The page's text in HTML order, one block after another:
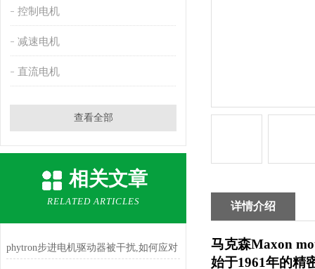
控制电机
减速电机
直流电机
查看全部
相关文章
RELATED ARTICLES
phytron步进电机驱动器被干扰,如何应对
详情介绍
马克森Maxon
始于1961年的精